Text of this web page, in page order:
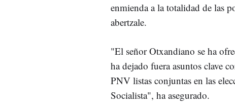
enmienda a la totalidad de las
abertzale.
"El señor Otxandiano se ha
ha dejado fuera asuntos clave
PNV listas conjuntas en las
Socialista", ha asegurado.